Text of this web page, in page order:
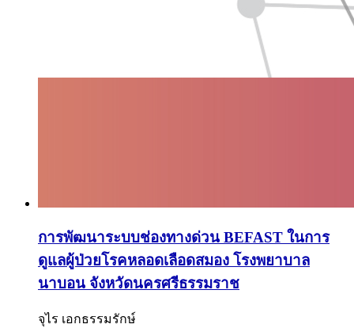
การพัฒนาระบบช่องทางด่วน BEFAST ในการ
ดูแลผู้ป่วยโรคหลอดเลือดสมอง โรงพยาบาล
นาบอน จังหวัดนครศรีธรรมราช
จุไร เอกธรรมรักษ์